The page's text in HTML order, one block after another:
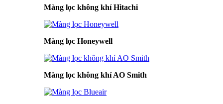
Màng lọc không khí Hitachi
Màng lọc Honeywell
Màng lọc không khí AO Smith